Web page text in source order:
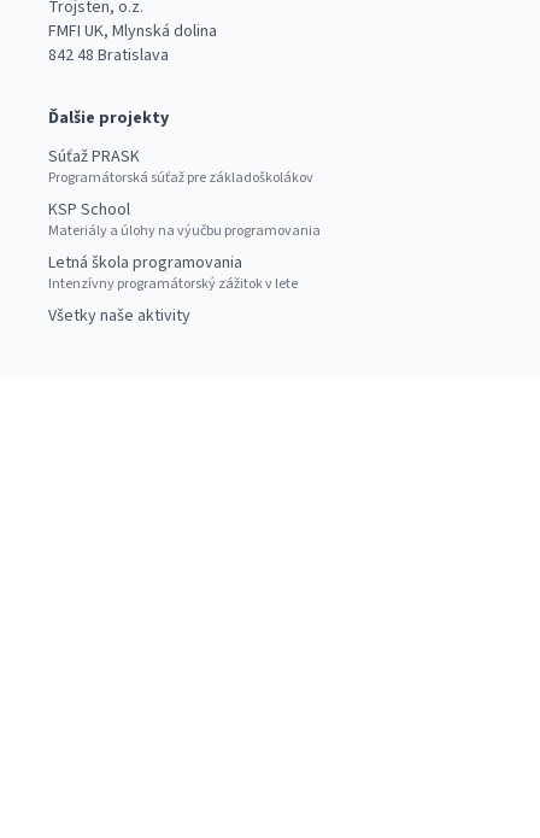
Trojsten, o.z.
FMFI UK, Mlynská dolina
842 48 Bratislava
Ďalšie projekty
Súťaž PRASK
Programátorská súťaž pre základoškolákov
KSP School
Materiály a úlohy na výučbu programovania
Letná škola programovania
Intenzívny programátorský zážitok v lete
Všetky naše aktivity